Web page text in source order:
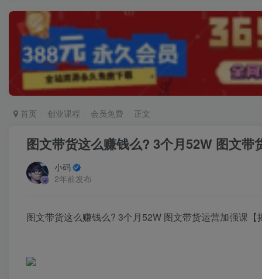
首页 创业课程 会员免费 正文
图文带货这么赚钱么? 3个月52W 图文带
小码
2年前发布
图文带货这么赚钱么? 3个月52W 图文带货运营加强课【